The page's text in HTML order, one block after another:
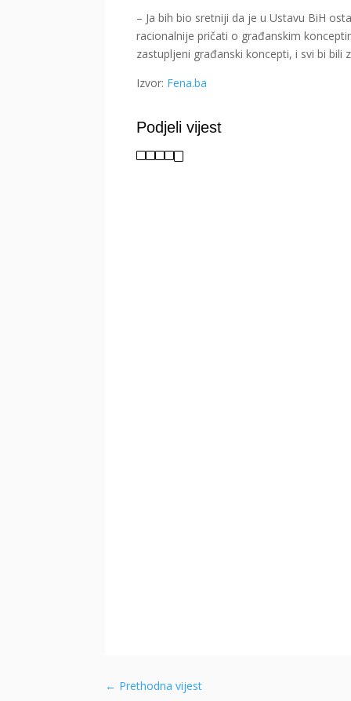
– Ja bih bio sretniji da je u Ustavu BiH
racionalnije pričati o građanskim
zastupljeni građanski koncepti, i svi bi bili
Izvor: Fena.ba
Podjeli vijest
← Prethodna vijest